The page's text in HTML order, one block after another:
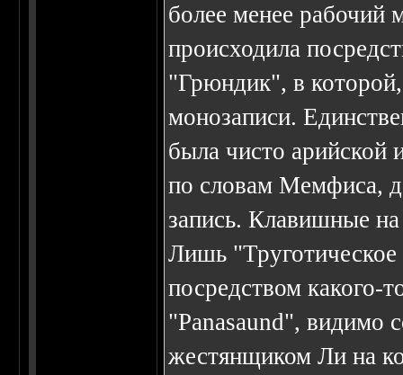
более менее рабочий
происходила
"Грюндик", в
монозаписи.
была чисто арийской
по словам Мемфиса,
запись. Клавишные на
Лишь
посредством какого-
"Panasaund", видимо
жестянщиком Ли на